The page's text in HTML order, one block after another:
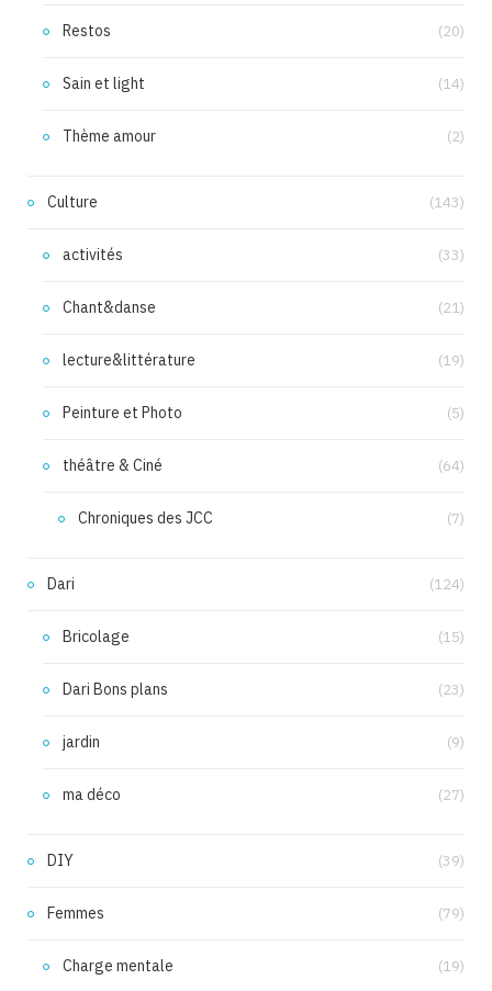
Restos (20)
Sain et light (14)
Thème amour (2)
Culture (143)
activités (33)
Chant&danse (21)
lecture&littérature (19)
Peinture et Photo (5)
théâtre & Ciné (64)
Chroniques des JCC (7)
Dari (124)
Bricolage (15)
Dari Bons plans (23)
jardin (9)
ma déco (27)
DIY (39)
Femmes (79)
Charge mentale (19)